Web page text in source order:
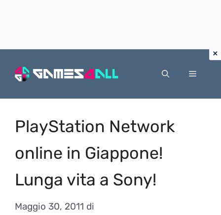
Menu
PlayStation Network
online in Giappone!
Lunga vita a Sony!
Maggio 30, 2011 di